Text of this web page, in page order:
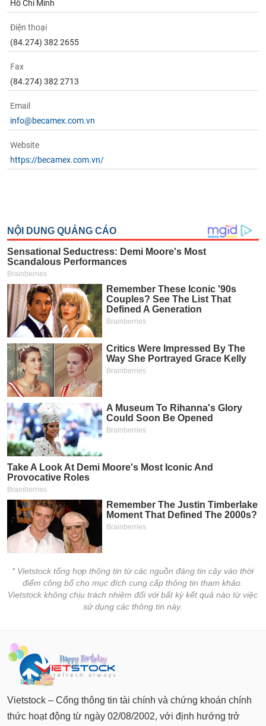
Hồ Chí Minh
Điện thoại
(84.274) 382 2655
Fax
(84.274) 382 2713
Email
info@becamex.com.vn
Website
https://becamex.com.vn/
* Vietstock tổng hợp thông tin từ các nguồn đáng tin cậy vào thời
điểm công bố cho mục đích cung cấp thông tin tham khảo.
Vietstock không chịu trách nhiệm đối với bất kỳ kết quả nào từ việc
sử dụng các thông tin này.
Vietstock – Cổng thông tin tài chính và chứng khoán chính
thức hoạt động từ ngày 02/08/2002, với định hướng trở